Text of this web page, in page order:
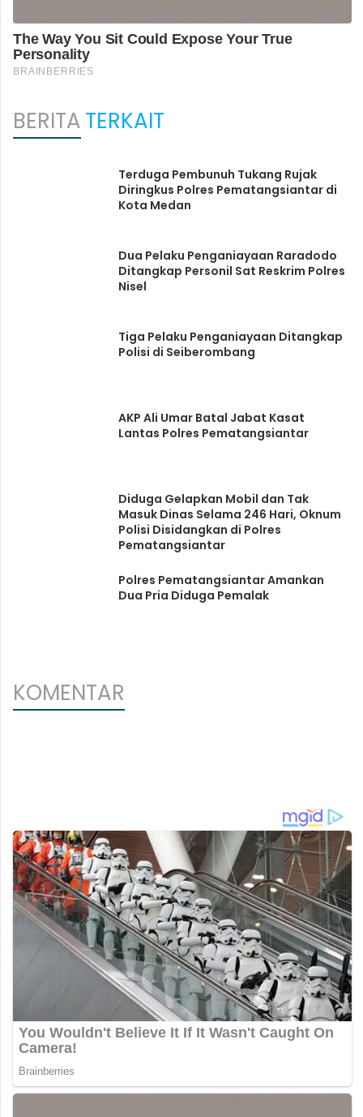
BERITATERKAIT
Terduga Pembunuh Tukang Rujak
Diringkus Polres Pematangsiantar di
Kota Medan
Dua Pelaku Penganiayaan Raradodo
Ditangkap Personil Sat Reskrim Polres
Nisel
Tiga Pelaku Penganiayaan Ditangkap
Polisi di Seiberombang
AKP Ali Umar Batal Jabat Kasat
Lantas Polres Pematangsiantar
Diduga Gelapkan Mobil dan Tak
Masuk Dinas Selama 246 Hari, Oknum
Polisi Disidangkan di Polres
Pematangsiantar
Polres Pematangsiantar Amankan
Dua Pria Diduga Pemalak
KOMENTAR